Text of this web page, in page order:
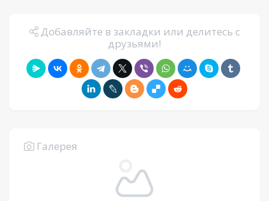
Добавляйте в закладки или делитесь с
друзьями!
Галерея